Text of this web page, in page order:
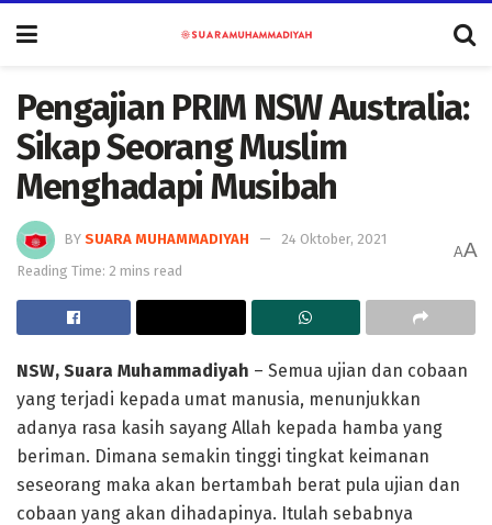
Pengajian PRIM NSW Australia:
Sikap Seorang Muslim
Menghadapi Musibah
BY SUARA MUHAMMADIYAH
24 Oktober, 2021
Reading Time: 2 mins read
AA
NSW, Suara Muhammadiyah – Semua ujian dan cobaan
yang terjadi kepada umat manusia, menunjukkan
adanya rasa kasih sayang Allah kepada hamba yang
beriman. Dimana semakin tinggi tingkat keimanan
seseorang maka akan bertambah berat pula ujian dan
cobaan yang akan dihadapinya. Itulah sebabnya